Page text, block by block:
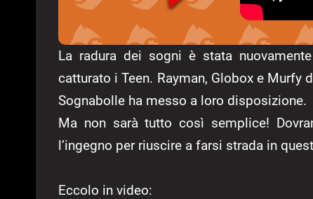
La radura dei sogni è stata
catturato i Teen. Rayman, Globox e
Sognabolle ha messo a loro disposizione.
Ma non sarà tutto così semplice!
l’ingegno per riuscire a farsi strada in
Eccolo in video: